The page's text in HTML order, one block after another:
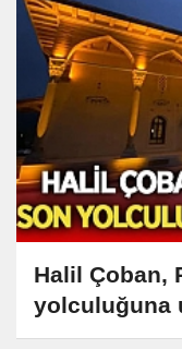
Halil Çoban,
yolculuğuna